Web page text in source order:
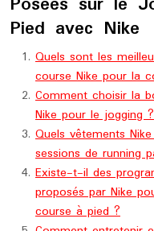
Pied avec Nike
Quels sont les
course Nike pour la
Comment choisir la
Nike pour le jogging ?
Quels vêtements
sessions de running
Existe-t-il des
proposés par Nike
course à pied ?